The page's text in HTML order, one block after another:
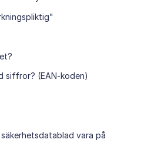
siffror? (EAN-koden)
vara på